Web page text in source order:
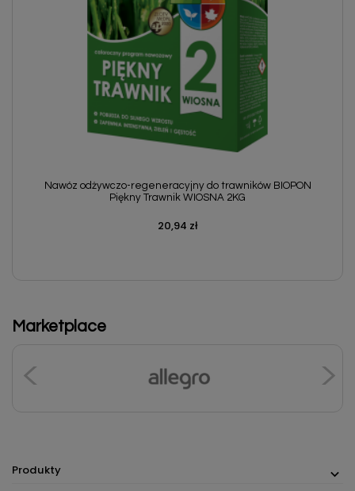
Nawóz odżywczo-regeneracyjny do trawników BIOPON
Piękny Trawnik WIOSNA 2KG
Cena
20,94 zł
Marketplace
Produkty